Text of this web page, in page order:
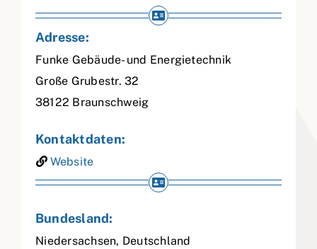
Adresse:
Funke Gebäude- und Energietechnik
Große Grubestr. 32
38122 Braunschweig
Kontaktdaten:
Website
Bundesland:
Niedersachsen, Deutschland